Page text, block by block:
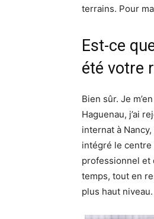
terrains. Pour
Est-ce
été votre
Bien sûr. Je
Haguenau, j’ai
internat à
intégré le centre
professionnel et
temps, tout en
plus haut niveau.